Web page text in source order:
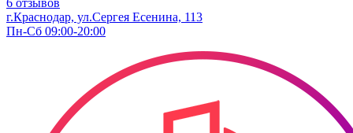
6 отзывов
г.Краснодар, ул.Сергея Есенина, 113
Пн-Сб 09:00-20:00